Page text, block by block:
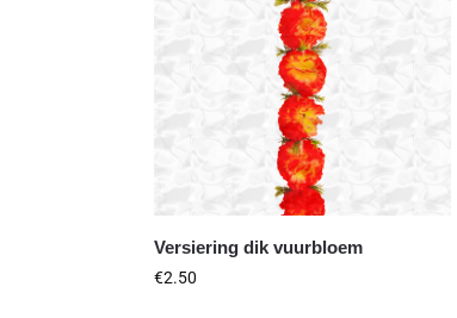
Versiering dik vuurbloem
€2.50